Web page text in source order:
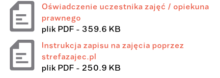
Oświadczenie uczestnika zajęć / opiekuna
prawnego
plik PDF - 359.6 KB
Instrukcja zapisu na zajęcia poprzez
strefazajec.pl
plik PDF - 250.9 KB